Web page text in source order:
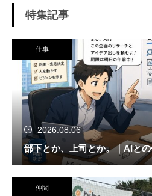
特集記事
仕事
2026.08.06
部下とか、上司とか。｜AIと
仲間